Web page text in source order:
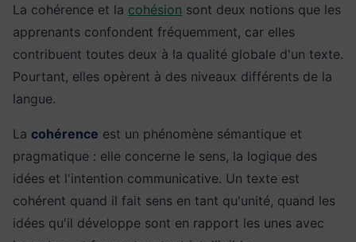
La cohérence et la cohésion sont deux notions que les
apprenants confondent fréquemment, car elles
contribuent toutes deux à la qualité globale d'un texte.
Pourtant, elles opèrent à des niveaux différents de la
langue.
La cohérence est un phénomène sémantique et
pragmatique : elle concerne le sens, la logique des
idées et l'intention communicative. Un texte est
cohérent quand il fait sens en tant qu'unité, quand les
idées qu'il développe sont en rapport les unes avec